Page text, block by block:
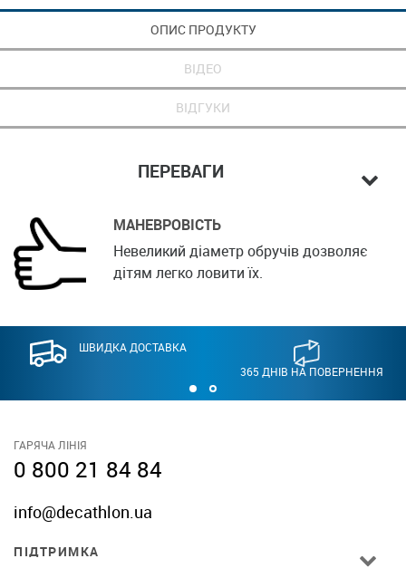
ОПИС ПРОДУКТУ
ВІДЕО
ВІДГУКИ
ПЕРЕВАГИ
МАНЕВРОВІСТЬ
Невеликий діаметр обручів дозволяє
дітям легко ловити їх.
ШВИДКА ДОСТАВКА
365 ДНІВ НА ПОВЕРНЕННЯ
ГАРЯЧА ЛІНІЯ
0 800 21 84 84
info@decathlon.ua
ПІДТРИМКА